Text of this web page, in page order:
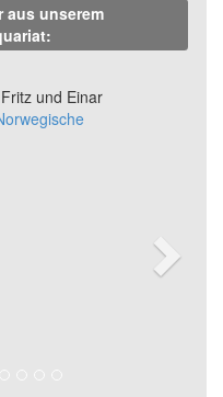
aus unserem
und Einar